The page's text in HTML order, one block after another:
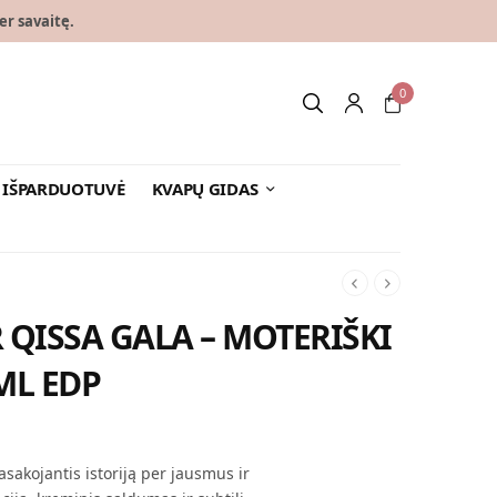
savaitę.
0
IŠPARDUOTUVĖ KVAPŲ GIDAS
QISSA GALA – MOTERIŠKI
EDP
istoriją per jausmus ir